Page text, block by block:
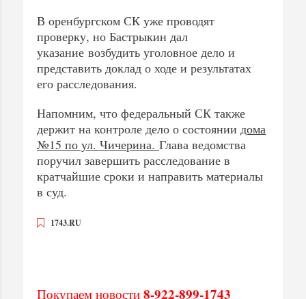
В оренбургском СК уже проводят
проверку, но Бастрыкин дал
указание возбудить уголовное дело и
представить доклад о ходе и результатах
его расследования.
Напомним, что федеральный СК также
держит на контроле дело о состоянии дома
№15 по ул. Чичерина. Глава ведомства
поручил завершить расследование в
кратчайшие сроки и направить материалы
в суд.
1743.RU
Покупаем новости 8-922-899-1743